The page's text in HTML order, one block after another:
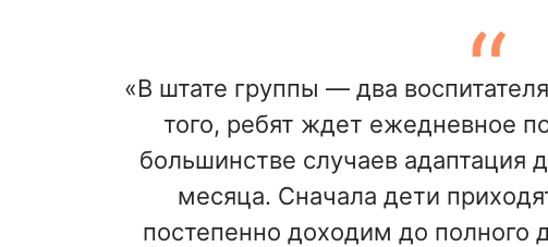
«В штате группы — два
того, ребят ждет ежедневное
большинстве случаев адаптация
месяца. Сначала дети
постепенно доходим до полного